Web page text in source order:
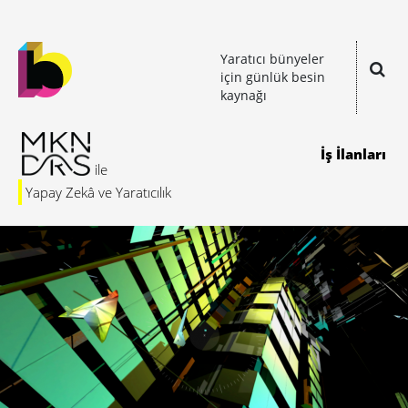
Yaratıcı bünyeler
için günlük besin
kaynağı
Yapay Zekâ ve Yaratıcılık
İş İlanları